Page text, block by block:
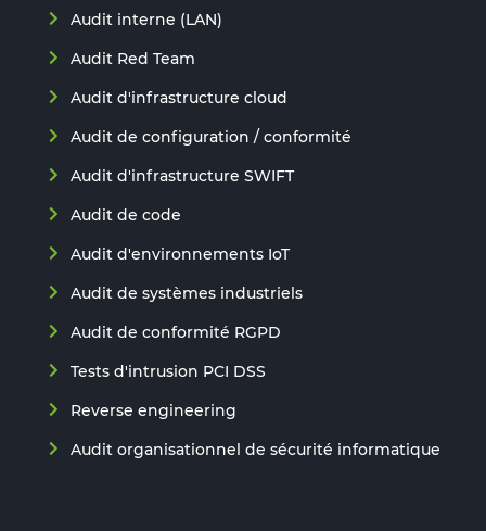
Audit interne (LAN)
Audit Red Team
Audit d'infrastructure cloud
Audit de configuration / conformité
Audit d'infrastructure SWIFT
Audit de code
Audit d'environnements IoT
Audit de systèmes industriels
Audit de conformité RGPD
Tests d'intrusion PCI DSS
Reverse engineering
Audit organisationnel de sécurité informatique